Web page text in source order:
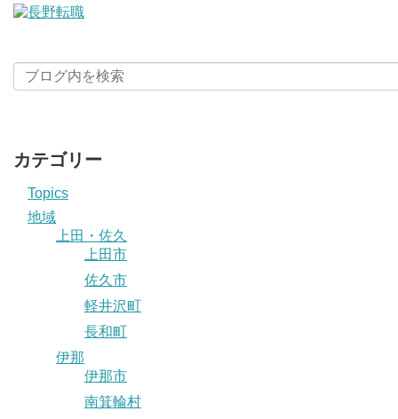
カテゴリー
Topics
地域
上田・佐久
上田市
佐久市
軽井沢町
長和町
伊那
伊那市
南箕輪村